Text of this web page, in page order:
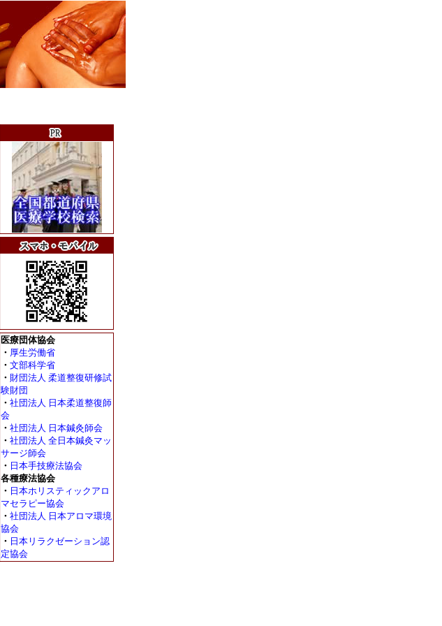
医療団体協会
・ 厚生労働省
・ 文部科学省
・ 財団法人 柔道整復研修試
験財団
・ 社団法人 日本柔道整復師
会
・ 社団法人 日本鍼灸師会
・ 社団法人 全日本鍼灸マッ
サージ師会
・ 日本手技療法協会
各種療法協会
・ 日本ホリスティックアロ
マセラピー協会
・ 社団法人 日本アロマ環境
協会
・ 日本リラクゼーション認
定協会